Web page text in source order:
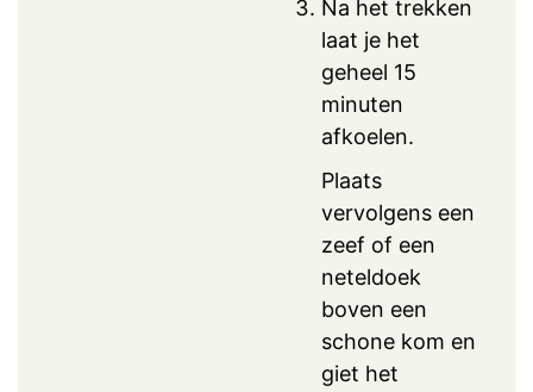
Na het trekken
laat je het
geheel 15
minuten
afkoelen.
Plaats
vervolgens een
zeef of een
neteldoek
boven een
schone kom en
giet het